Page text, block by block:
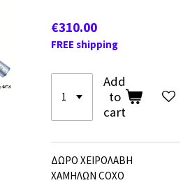
€310.00
FREE shipping
Add
to
cart
ΔΩΡΟ ΧΕΙΡΟΛΑΒΗ
ΧΑΜΗΛΩΝ COXO